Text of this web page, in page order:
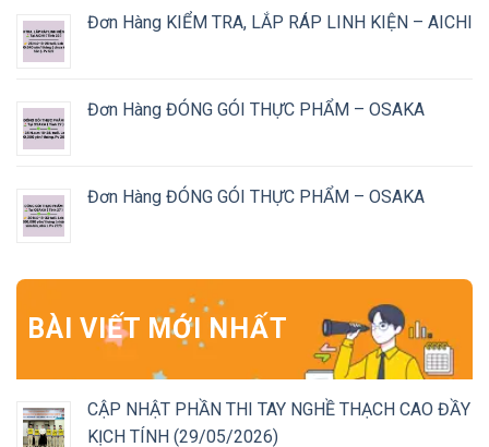
Đơn Hàng KIỂM TRA, LẮP RÁP LINH KIỆN – AICHI
Đơn Hàng ĐÓNG GÓI THỰC PHẨM – OSAKA
Đơn Hàng ĐÓNG GÓI THỰC PHẨM – OSAKA
BÀI VIẾT MỚI NHẤT
CẬP NHẬT PHẦN THI TAY NGHỀ THẠCH CAO ĐẦY
KỊCH TÍNH (29/05/2026)